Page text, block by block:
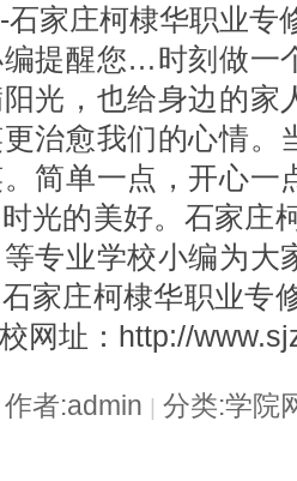
家庄柯棣华职业专
提醒您…时刻做一
光，也给身边的家
治愈我们的心情。
简单一点，开心一
光的美好。石家庄
专业学校小编为大
家庄柯棣华职业专
网址：http://
作者:admin 分类:学院